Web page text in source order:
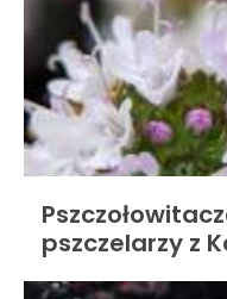
pszczelarzy z